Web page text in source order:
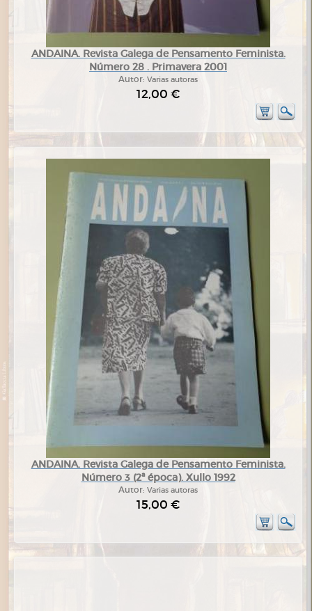
ANDAINA. Revista Galega de Pensamento Feminista.
Número 28 . Primavera 2001
Autor: Varias autoras
12,00 €
ANDAINA. Revista Galega de Pensamento Feminista.
Número 3 (2ª época). Xullo 1992
Autor: Varias autoras
15,00 €